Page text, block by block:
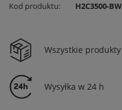
Kod produktu:
H2C3500-BW
Wszystkie
Wysyłka w 24 h